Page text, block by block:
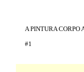
A PINTURA CORPO
#1